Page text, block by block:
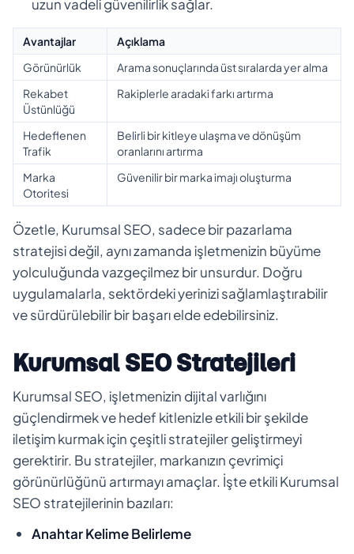
uzun vadeli güvenilirlik sağlar.
Avantajlar
Açıklama
Görünürlük
Arama sonuçlarında üst sıralarda yer alma
Rekabet
Üstünlüğü
Rakiplerle aradaki farkı artırma
Hedeflenen
Trafik
Belirli bir kitleye ulaşma ve dönüşüm
oranlarını artırma
Marka
Otoritesi
Güvenilir bir marka imajı oluşturma
Özetle, Kurumsal SEO, sadece bir pazarlama
stratejisi değil, aynı zamanda işletmenizin büyüme
yolculuğunda vazgeçilmez bir unsurdur. Doğru
uygulamalarla, sektördeki yerinizi sağlamlaştırabilir
ve sürdürülebilir bir başarı elde edebilirsiniz.
Kurumsal SEO Stratejileri
Kurumsal SEO, işletmenizin dijital varlığını
güçlendirmek ve hedef kitlenizle etkili bir şekilde
iletişim kurmak için çeşitli stratejiler geliştirmeyi
gerektirir. Bu stratejiler, markanızın çevrimiçi
görünürlüğünü artırmayı amaçlar. İşte etkili Kurumsal
SEO stratejilerinin bazıları:
Anahtar Kelime Belirleme